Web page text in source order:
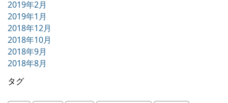
2019年2月
2019年1月
2018年12月
2018年10月
2018年9月
2018年8月
タグ